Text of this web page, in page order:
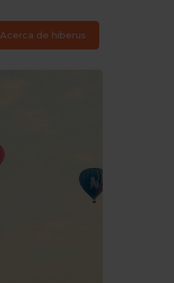
Acerca de hiberus